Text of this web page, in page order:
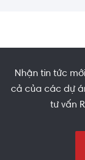
Nhận tin tức
cả của các dự
tư vấn